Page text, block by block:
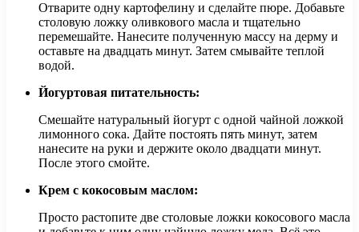
Отварите одну картофелину и сделайте пюре. Добавьте
столовую ложку оливкового масла и тщательно
перемешайте. Нанесите полученную массу на дерму и
оставьте на двадцать минут. Затем смывайте теплой
водой.
Йогуртовая питательность:
Смешайте натуральный йогурт с одной чайной ложкой
лимонного сока. Дайте постоять пять минут, затем
нанесите на руки и держите около двадцати минут.
После этого смойте.
Крем с кокосовым маслом:
Просто растопите две столовые ложки кокосового масла